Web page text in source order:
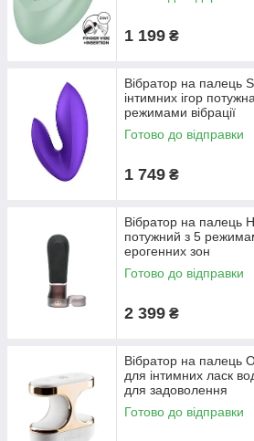
Консультації :
модель під ваші уподобання.
1 199 ₴
Вібратор на палець
інтимних ігор
режимами вібрації
Готово до відправки
1 749 ₴
Вібратор на палець
потужний з 5
ерогенних зон
Готово до відправки
2 399 ₴
Вібратор на палець
для інтимних ласк
для задоволення
Готово до відправки